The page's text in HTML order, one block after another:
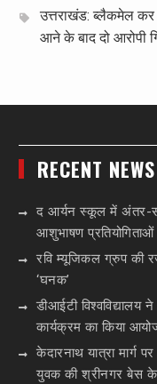
उत्तराखंड: ब्लैकमेल कर
आने के बाद दो आरोपी
RECENT NEWS
द आर्यन स्कूल में अंतर-
आशुभाषण
रवि म्यूजिकल ग्रुप की
‘घनक’
डीआईटी विश्वविद्यालय
कार्यक्रम का किया
केदारनाथ यात्रा मार्ग
युवक की श्रीनगर बेस के